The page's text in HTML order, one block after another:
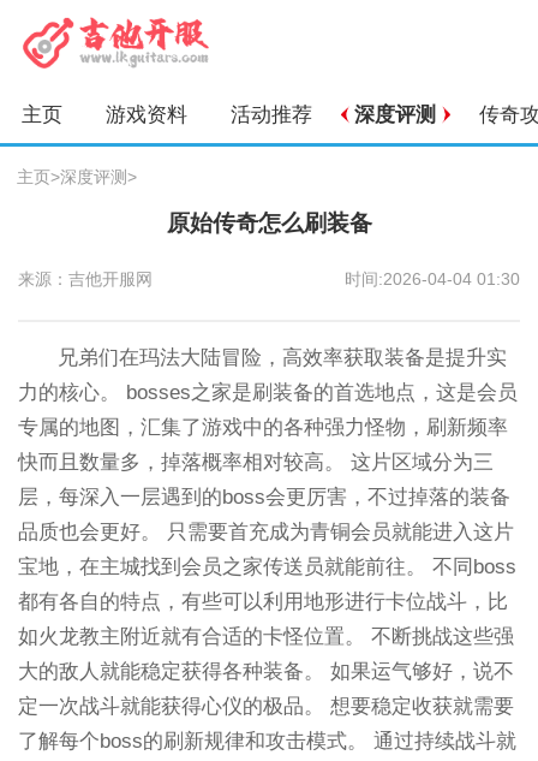
主页 游戏资料 活动推荐 深度评测 传奇
主页>深度评测>
原始传奇怎么刷装备
来源：吉他开服网 时间:2026-04-04 01:30
兄弟们在玛法大陆冒险，高效率获取装备是提升实
力的核心。 bosses之家是刷装备的首选地点，这是会员
专属的地图，汇集了游戏中的各种强力怪物，刷新频率
快而且数量多，掉落概率相对较高。 这片区域分为三
层，每深入一层遇到的boss会更厉害，不过掉落的装备
品质也会更好。 只需要首充成为青铜会员就能进入这片
宝地，在主城找到会员之家传送员就能前往。 不同boss
都有各自的特点，有些可以利用地形进行卡位战斗，比
如火龙教主附近就有合适的卡怪位置。 不断挑战这些强
大的敌人就能稳定获得各种装备。 如果运气够好，说不
定一次战斗就能获得心仪的极品。 想要稳定收获就需要
了解每个boss的刷新规律和攻击模式。 通过持续战斗就